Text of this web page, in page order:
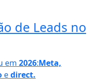
de Leads no
em 2026:Meta,
edirect.